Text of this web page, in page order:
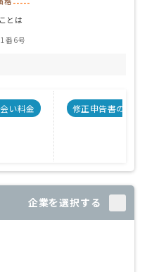
-----
とは
番6号
い料金 修正申告書の料金
企業を選択する